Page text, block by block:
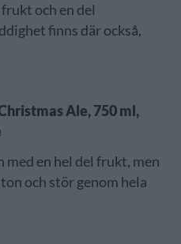
och en del
finns där också,
Ale, 750 ml,
en hel del frukt, men
och stör genom hela